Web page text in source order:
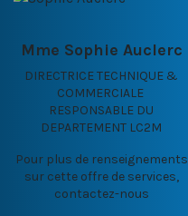
Mme Sophie Auclerc
DIRECTRICE TECHNIQUE &
COMMERCIALE
RESPONSABLE DU
DEPARTEMENT LC2M
Pour plus de renseignements
sur cette offre de services,
contactez-nous